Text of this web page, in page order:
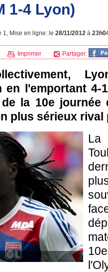
1-4 Lyon)
1, Mise en ligne: le 28/11/2012 à
Imprimer Partager:
en l'emportant
la 10e
plus sérieux rival